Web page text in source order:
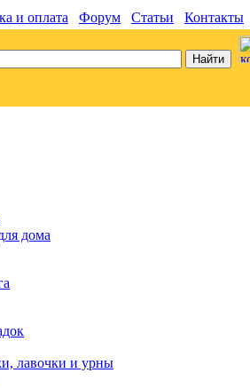
и оплата Форум Статьи Контакты
дома
лавочки и урны